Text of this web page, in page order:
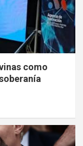
como